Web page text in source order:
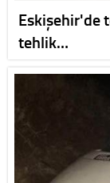
Eskişehir'de
tehlik…